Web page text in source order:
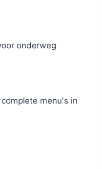
onderweg
menu's in